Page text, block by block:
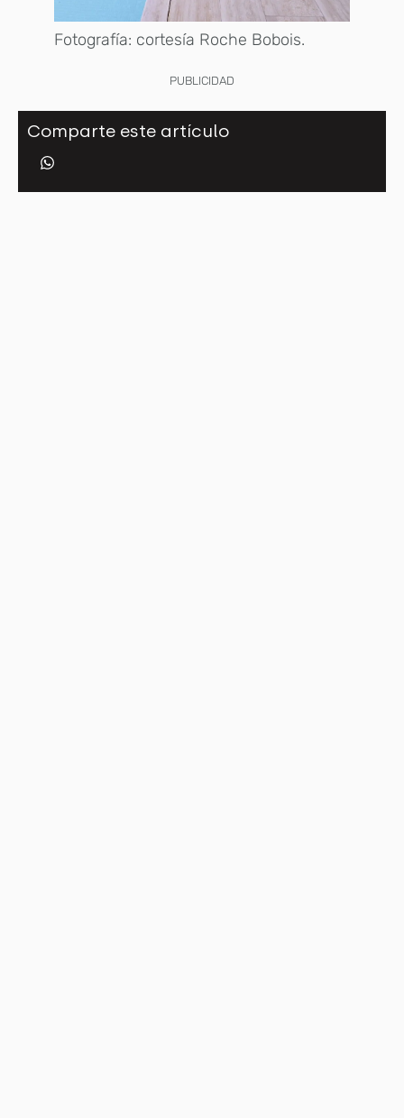
Fotografía: cortesía Roche Bobois.
PUBLICIDAD
Comparte este artículo